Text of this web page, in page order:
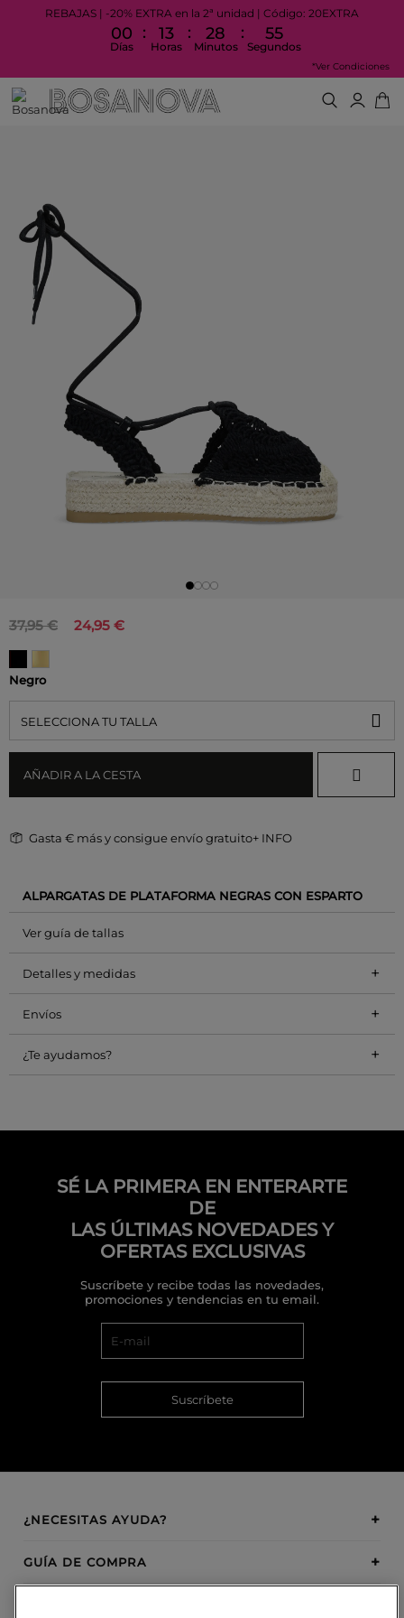
REBAJAS | -20% EXTRA en la 2ª unidad | Código: 20EXTRA
00
Días
: 13
Horas
: 28
Minutos
: 55
Segundos
*Ver Condiciones
24,95 €
37,95 €
Negro
SELECCIONA TU TALLA
AÑADIR A LA CESTA
Gasta € más y consigue envío gratuito+ INFO
ALPARGATAS DE PLATAFORMA NEGRAS CON ESPARTO
Ver guía de tallas
Detalles y medidas +
Envíos +
¿Te ayudamos? +
SÉ LA PRIMERA EN ENTERARTE
DE
LAS ÚLTIMAS NOVEDADES Y
OFERTAS EXCLUSIVAS
Suscríbete y recibe todas las novedades,
promociones y tendencias en tu email.
Suscríbete
¿NECESITAS AYUDA?
GUÍA DE COMPRA